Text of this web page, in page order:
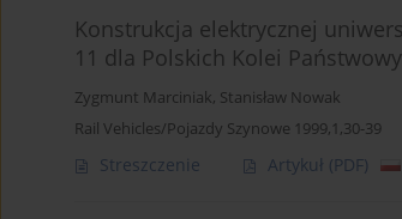
Konstrukcja elektrycznej
11 dla Polskich Kolei
Zygmunt Marciniak, Stanisław Nowak
Rail Vehicles/Pojazdy Szynowe 1999,1,30-39
Streszczenie Artykuł (PDF)